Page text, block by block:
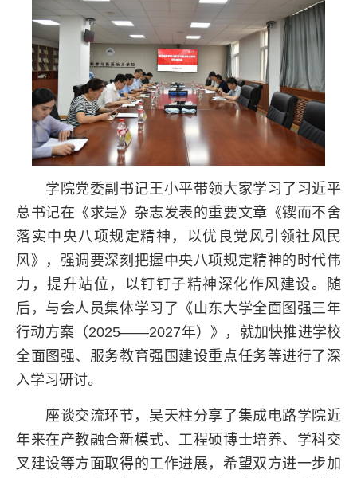
学院党委副书记王小平带领大家学习了习近平
总书记在《求是》杂志发表的重要文章《锲而不舍
落实中央八项规定精神，以优良党风引领社风民
风》，强调要深刻把握中央八项规定精神的时代伟
力，提升站位，以钉钉子精神深化作风建设。随
后，与会人员集体学习了《山东大学全面图强三年
行动方案（2025——2027年）》，就加快推进学校
全面图强、服务教育强国建设重点任务等进行了深
入学习研讨。
座谈交流环节，吴天柱分享了集成电路学院近
年来在产教融合新模式、工程硕博士培养、学科交
叉建设等方面取得的工作进展，希望双方进一步加